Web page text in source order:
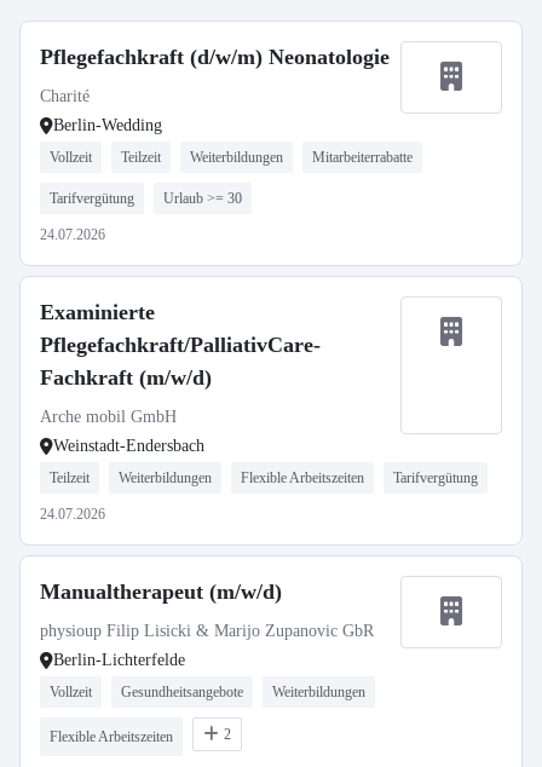
Pflegefachkraft (d/w/m) Neonatologie
Charité
Berlin-Wedding
Vollzeit Teilzeit Weiterbildungen Mitarbeiterrabatte
Tarifvergütung Urlaub >= 30
24.07.2026
Examinierte
Pflegefachkraft/PalliativCare-
Fachkraft (m/w/d)
Arche mobil GmbH
Weinstadt-Endersbach
Teilzeit Weiterbildungen Flexible Arbeitszeiten Tarifvergütung
24.07.2026
Manualtherapeut (m/w/d)
physioup Filip Lisicki & Marijo Zupanovic GbR
Berlin-Lichterfelde
Vollzeit Gesundheitsangebote Weiterbildungen
Flexible Arbeitszeiten 2